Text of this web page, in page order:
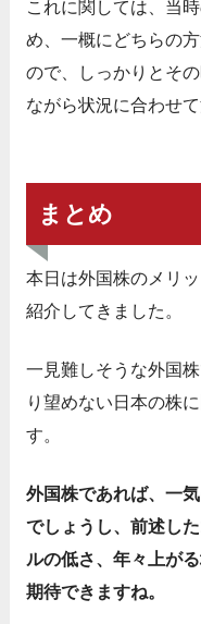
これに関しては、当
め、一概にどちらの
ので、しっかりとそ
ながら状況に合わせ
まとめ
本日は外国株のメリ
紹介してきました。
一見難しそうな外国
り望めない日本の株
す。
外国株であれば、一
でしょうし、前述し
ルの低さ、年々上が
期待できますね。